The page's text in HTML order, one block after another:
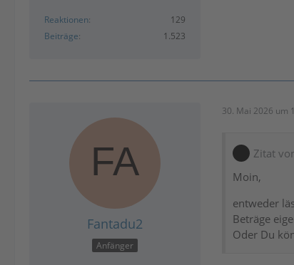
Reaktionen
129
Beiträge
1.523
Fantadu2
Anfänger
30. Mai 2026 um
Zitat
Moin,
entweder
Beträge
Oder Du